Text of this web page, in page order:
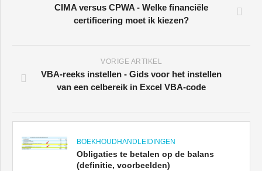
CIMA versus CPWA - Welke financiële
certificering moet ik kiezen?
VORIGE ARTIKEL
VBA-reeks instellen - Gids voor het instellen
van een celbereik in Excel VBA-code
BOEKHOUDHANDLEIDINGEN
Obligaties te betalen op de balans
(definitie, voorbeelden)